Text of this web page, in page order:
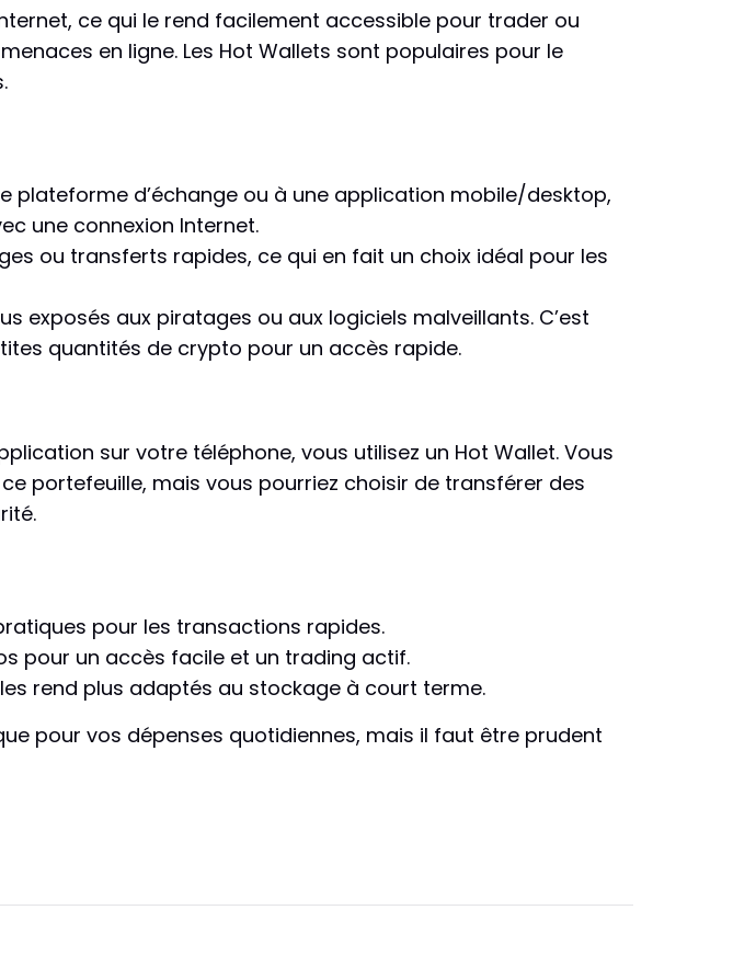
ce qui le rend facilement accessible pour trader ou
en ligne. Les Hot Wallets sont populaires pour le
plateforme d’échange ou à une application mobile/desktop,
une connexion Internet.
ou transferts rapides, ce qui en fait un choix idéal pour les
exposés aux piratages ou aux logiciels malveillants. C’est
quantités de crypto pour un accès rapide.
sur votre téléphone, vous utilisez un Hot Wallet. Vous
portefeuille, mais vous pourriez choisir de transférer des
pour les transactions rapides.
pour un accès facile et un trading actif.
rend plus adaptés au stockage à court terme.
pour vos dépenses quotidiennes, mais il faut être prudent